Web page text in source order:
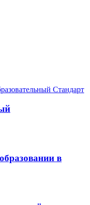
в